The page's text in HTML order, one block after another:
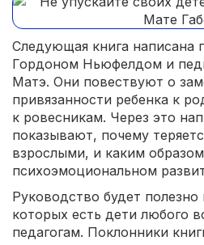
Следующая книга написана
Гордоном Ньюфелдом и
Матэ. Они повествуют о
привязанности ребенка к
к ровесникам. Через это
показывают, почему
взрослыми, и каким
психоэмоциональном
Руководство будет
которых есть дети любого
педагогам. Поклонники